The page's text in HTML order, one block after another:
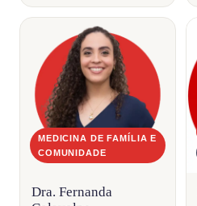
MEDICINA DE FAMÍLIA E
COMUNIDADE
Dra. Fernanda